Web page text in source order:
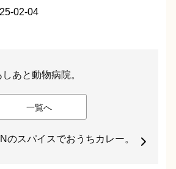
02-04
あと動物病院。
一覧へ
のスパイスでおうちカレー。